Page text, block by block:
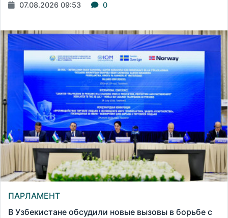
07.08.2026 09:53 0
ПАРЛАМЕНТ
В Узбекистане обсудили новые вызовы в борьбе с